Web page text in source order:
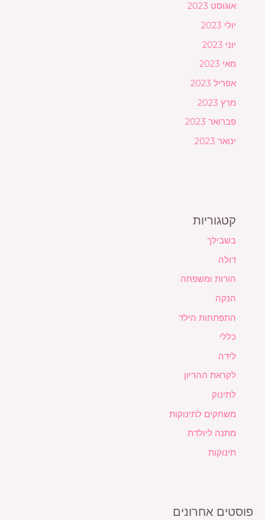
אוגוסט 2023
יולי 2023
יוני 2023
מאי 2023
אפריל 2023
מרץ 2023
פברואר 2023
ינואר 2023
קטגוריות
בשבילך
דולה
הורות ומשפחה
הנקה
התפתחות הילד
כללי
לידה
לקראת ההריון
לתינוק
משחקים לתינוקות
מתנה ליולדת
תינוקות
פוסטים אחרונים